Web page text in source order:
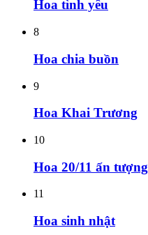
Hoa tình yêu
8
Hoa chia buồn
9
Hoa Khai Trương
10
Hoa 20/11 ấn tượng
11
Hoa sinh nhật